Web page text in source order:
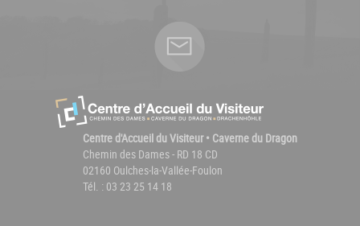
Centre d'Accueil du Visiteur • Caverne du Dragon
Chemin des Dames - RD 18 CD
02160 Oulches-la-Vallée-Foulon
Tél. : 03 23 25 14 18